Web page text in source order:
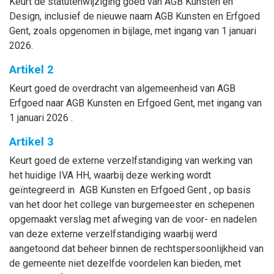
Design, inclusief de nieuwe naam AGB Kunsten en Erfgoed
Gent, zoals opgenomen in bijlage, met ingang van 1 januari
2026.
Artikel 2
Keurt goed de overdracht van algemeenheid van AGB
Erfgoed naar AGB Kunsten en Erfgoed Gent, met ingang van
1 januari 2026 .
Artikel 3
Keurt goed de externe verzelfstandiging van werking van
het huidige IVA HH, waarbij deze werking wordt
geïntegreerd in AGB Kunsten en Erfgoed Gent , op basis
van het door het college van burgemeester en schepenen
opgemaakt verslag met afweging van de voor- en nadelen
van deze externe verzelfstandiging waarbij werd
aangetoond dat beheer binnen de rechtspersoonlijkheid van
de gemeente niet dezelfde voordelen kan bieden, met